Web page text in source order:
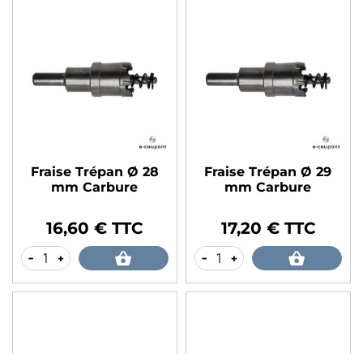
Fraise Trépan Ø 28
mm Carbure
16,60 € TTC
- +
Fraise Trépan Ø 29
mm Carbure
17,20 € TTC
- +